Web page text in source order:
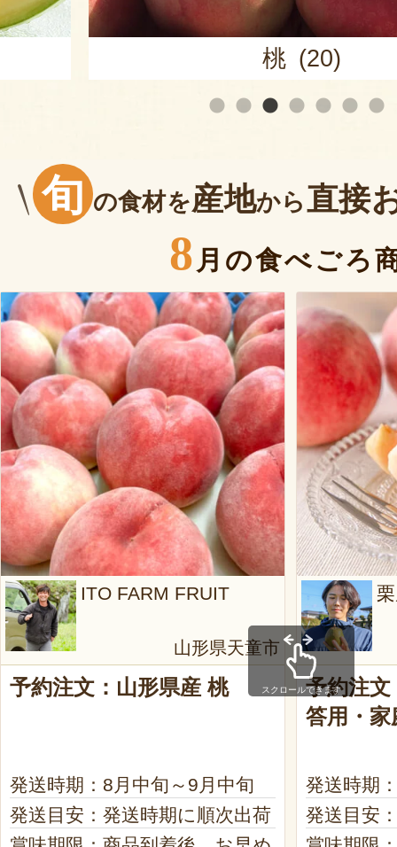
桃 (20)
旬 の食材を産地から直接
8 月の食べごろ
ITO FARM FRUIT
山形県天童市
予約注文：山形県産 桃
発送時期：8月中旬～9月中旬
発送目安：発送時期に順次出荷
予約注文
答用・家
発送時期
発送目安
スクロールできます